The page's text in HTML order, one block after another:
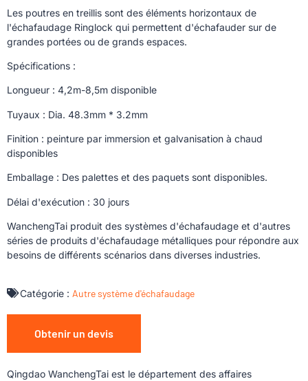
Les poutres en treillis sont des éléments horizontaux de
l'échafaudage Ringlock qui permettent d'échafauder sur de
grandes portées ou de grands espaces.
Spécifications :
Longueur : 4,2m-8,5m disponible
Tuyaux : Dia. 48.3mm * 3.2mm
Finition : peinture par immersion et galvanisation à chaud
disponibles
Emballage : Des palettes et des paquets sont disponibles.
Délai d'exécution : 30 jours
WanchengTai produit des systèmes d'échafaudage et d'autres
séries de produits d'échafaudage métalliques pour répondre aux
besoins de différents scénarios dans diverses industries.
Catégorie : Autre système d'échafaudage
Obtenir un devis
Qingdao WanchengTai est le département des affaires